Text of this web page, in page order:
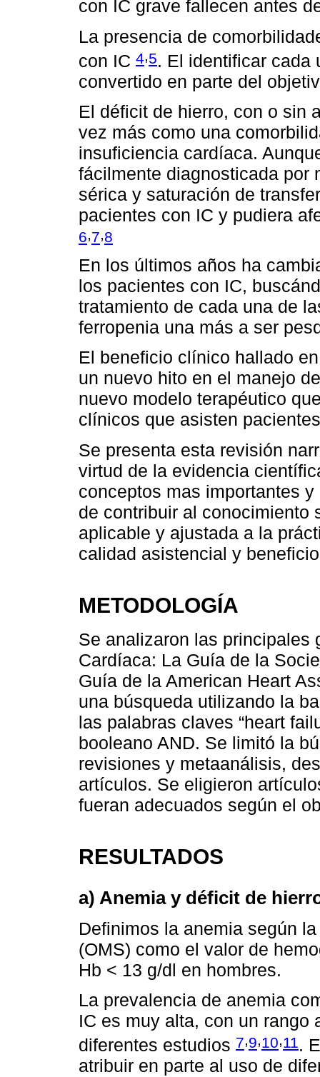
con IC grave fallecen antes
La presencia de
con IC 4 5. El identificar cada
convertido en parte del
El déficit de hierro, con o sin
vez más como una
insuficiencia cardíaca.
fácilmente diagnosticada por
sérica y saturación de
pacientes con IC y pudiera
6,7,8
En los últimos años ha
los pacientes con IC,
tratamiento de cada una de
ferropenia una más a ser
El beneficio clínico hallado
un nuevo hito en el manejo
nuevo modelo terapéutico
clínicos que asisten
Se presenta esta revisión
virtud de la evidencia
conceptos mas importantes
de contribuir al conocimiento
aplicable y ajustada a la
calidad asistencial y
METODOLOGÍA
Se analizaron las principales
Cardíaca: La Guía de la
Guía de la American Heart
una búsqueda utilizando la
las palabras claves “heart
booleano AND. Se limitó la
revisiones y metaanálisis,
artículos. Se eligieron
fueran adecuados según el
RESULTADOS
a) Anemia y déficit de
Definimos la anemia según
(OMS) como el valor de
Hb < 13 g/dl en hombres.
La prevalencia de anemia
IC es muy alta, con un rango
diferentes estudios 7,9,10,11.
atribuir en parte al uso de